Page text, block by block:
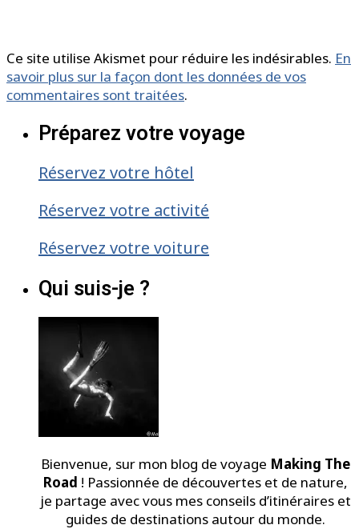
Ce site utilise Akismet pour réduire les indésirables. En
savoir plus sur la façon dont les données de vos
commentaires sont traitées.
Préparez votre voyage
Réservez votre hôtel
Réservez votre activité
Réservez votre voiture
Qui suis-je ?
Bienvenue, sur mon blog de voyage Making The
Road ! Passionnée de découvertes et de nature,
je partage avec vous mes conseils d’itinéraires et
guides de destinations autour du monde.